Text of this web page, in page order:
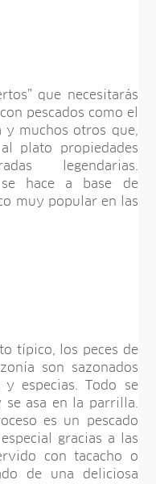
que necesitarás
pescados como el
muchos otros que,
plato propiedades
legendarias.
se hace a base de
muy popular en las
típico, los peces de
son sazonados
especias. Todo se
asa en la parrilla.
es un pescado
gracias a las
con tacacho o
de una deliciosa